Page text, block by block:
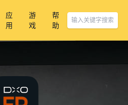
应
用
游
戏
帮
助